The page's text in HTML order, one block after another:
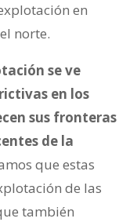
en
norte.
se ve
en los
sus fronteras
de la
que estas
de las
también